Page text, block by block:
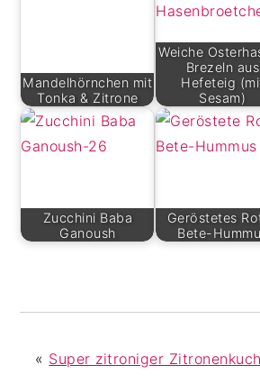
Mandelhörnchen mit
Tonka & Zitrone
Weiche
Brezeln aus
Hefeteig
Sesam)
Zucchini Baba
Ganoush
Geröstetes
Bete-
« Super zitroniger